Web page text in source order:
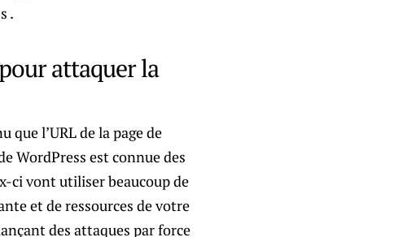
.
attaquer la
que l’URL de la page de
WordPress est connue des
ci vont utiliser beaucoup de
et de ressources de votre
des attaques par force